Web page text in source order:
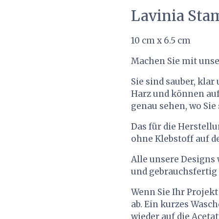
Lavinia
10 cm x 6.5 cm
Machen Sie mit
Sie sind sauber,
Harz und können
genau sehen, wo
Das für die
ohne Klebstoff auf
Alle unsere
und gebrauchsfertig
Wenn Sie Ihr
ab. Ein kurzes
wieder auf die